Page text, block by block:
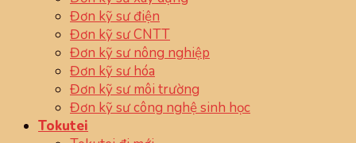
Đơn kỹ sư điện
Đơn kỹ sư CNTT
Đơn kỹ sư nông nghiệp
Đơn kỹ sư hóa
Đơn kỹ sư môi trường
Đơn kỹ sư công nghệ sinh học
Tokutei